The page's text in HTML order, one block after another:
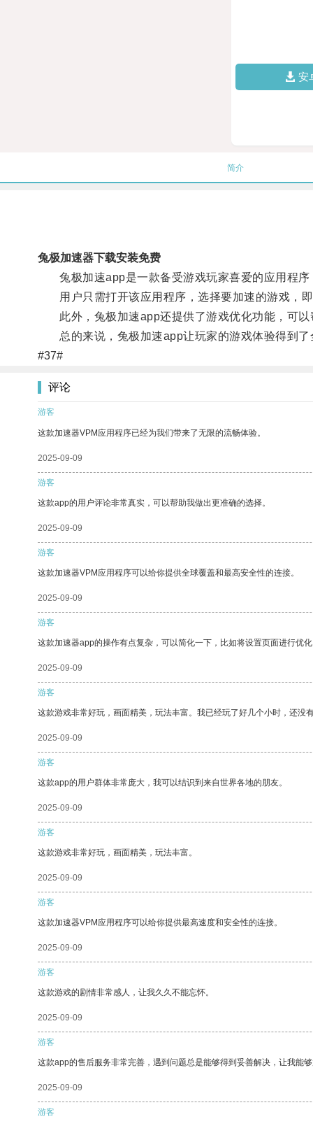
安
简介
兔极加速器下载安装免费
兔极加速app是一款备受游戏玩家喜爱的应用程序
用户只需打开该应用程序，选择要加速的游戏，即
此外，兔极加速app还提供了游戏优化功能，可以
总的来说，兔极加速app让玩家的游戏体验得到了
#37#
评论
游客
这款加速器VPM应用程序已经为我们带来了无限的流畅体验。
2025-09-09
游客
这款app的用户评论非常真实，可以帮助我做出更准确的选择。
2025-09-09
游客
这款加速器VPM应用程序可以给你提供全球覆盖和最高安全性的连接。
2025-09-09
游客
这款加速器app的操作有点复杂，可以简化一下，比如将设置页面进行优化
2025-09-09
游客
这款游戏非常好玩，画面精美，玩法丰富。我已经玩了好几个小时，还没有
2025-09-09
游客
这款app的用户群体非常庞大，我可以结识到来自世界各地的朋友。
2025-09-09
游客
这款游戏非常好玩，画面精美，玩法丰富。
2025-09-09
游客
这款加速器VPM应用程序可以给你提供最高速度和安全性的连接。
2025-09-09
游客
这款游戏的剧情非常感人，让我久久不能忘怀。
2025-09-09
游客
这款app的售后服务非常完善，遇到问题总是能够得到妥善解决，让我能够
2025-09-09
游客